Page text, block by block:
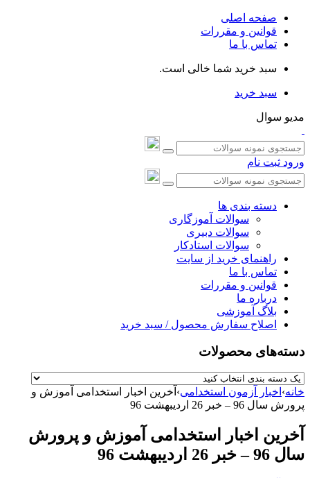
صفحه اصلی
قوانین و مقررات
تماس با ما
سبد خرید شما خالی است.
سبد خرید
مدیو سوال
ورود ثبت نام
دسته بندی ها
سوالات آموزگاری
سوالات دبیری
سوالات استادکار
راهنمای خرید از سایت
تماس با ما
قوانین و مقررات
درباره ما
بلاگ آموزشی
اصلاح سفارش محصول / سبد خرید
دسته‌های محصولات
خانه› اخبار آزمون استخدامی› آخرین اخبار استخدامی آموزش و
پرورش سال 96 – خبر 26 اردیبهشت 96
آخرین اخبار استخدامی آموزش و پرورش
سال 96 – خبر 26 اردیبهشت 96